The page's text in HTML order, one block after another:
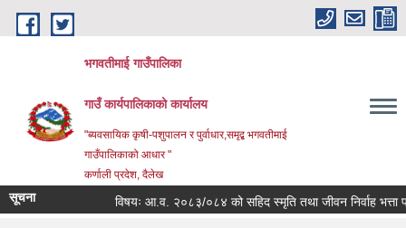
Skip to main content
भगवतीमाई गाउँपालिका
गाउँ कार्यपालिकाको कार्यालय
"ब्यवसायिक कृषी-पशुपालन र पुर्वाधार,समृद्ब भगवतीमाई
गाउँपालिकाको आधार "
कर्णाली प्रदेश, दैलेख
सूचना विषयः आ.व. २०८३/०८४ को सहिद स्मृति तथा जीवन निर्वाह भत्ता